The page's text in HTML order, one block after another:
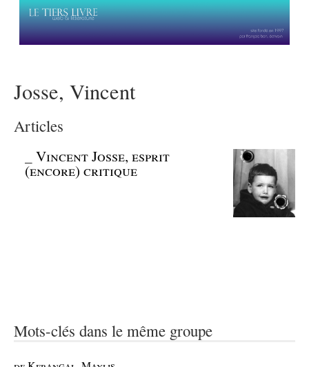
Josse, Vincent
Articles
_Vincent Josse, esprit
(encore) critique
Mots-clés dans le même groupe